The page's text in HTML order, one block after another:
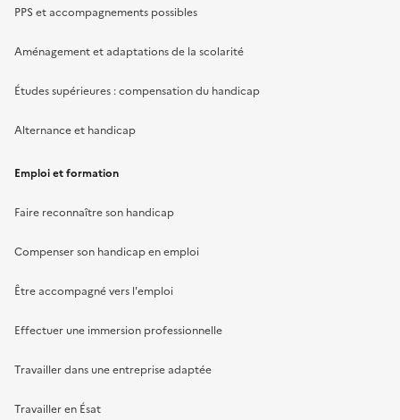
PPS et accompagnements possibles
Aménagement et adaptations de la scolarité
Études supérieures : compensation du handicap
Alternance et handicap
Emploi et formation
Faire reconnaître son handicap
Compenser son handicap en emploi
Être accompagné vers l'emploi
Effectuer une immersion professionnelle
Travailler dans une entreprise adaptée
Travailler en Ésat